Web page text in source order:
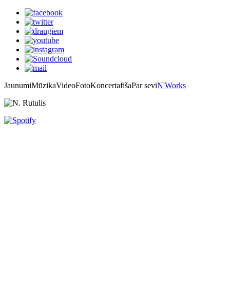
JaunumiMūzikaVideoFotoKoncertafišaPar seviN'Works